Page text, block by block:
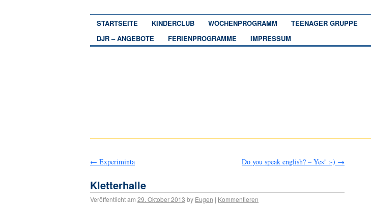
STARTSEITE KINDERCLUB WOCHENPROGRAMM TEENAGER GRUPPE
DJR – ANGEBOTE
FERIENPROGRAMME IMPRESSUM
← Experiminta Do you speak english? – Yes! :-) →
Kletterhalle
Veröffentlicht am 29. Oktober 2013 by Eugen | Kommentieren